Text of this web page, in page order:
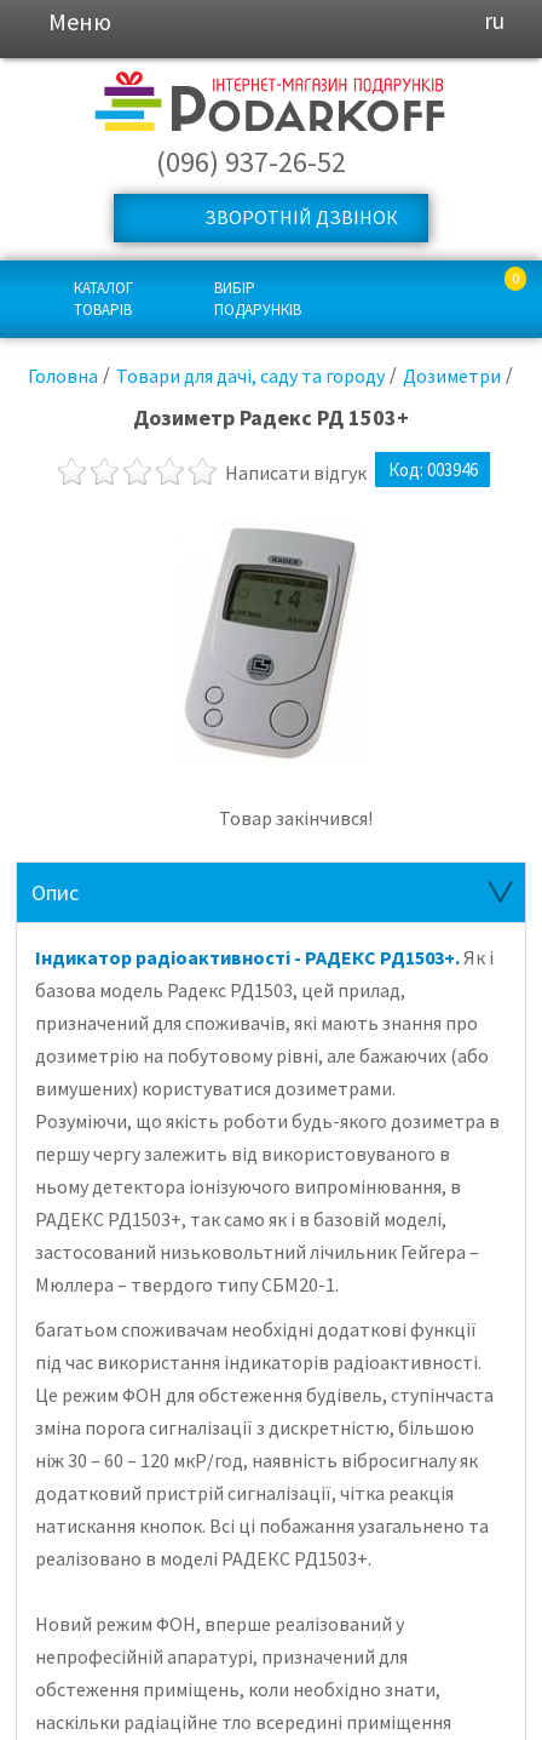
Меню ru
(096) 937-26-52
ЗВОРОТНІЙ ДЗВІНОК
КАТАЛОГ
ТОВАРІВ
ВИБІР
ПОДАРУНКІВ
0
Головна Товари для дачі, саду та городу Дозиметри
Дозиметр Радекс РД 1503+
Написати відгук Код: 003946
Товар закінчився!
Опис
Індикатор радіоактивності - РАДЕКС РД1503+.Як і
базова модель Радекс РД1503, цей прилад,
призначений для споживачів, які мають знання про
дозиметрію на побутовому рівні, але бажаючих (або
вимушених) користуватися дозиметрами.
Розуміючи, що якість роботи будь-якого дозиметра в
першу чергу залежить від використовуваного в
ньому детектора іонізуючого випромінювання, в
РАДЕКС РД1503+, так само як і в базовій моделі,
застосований низьковольтний лічильник Гейгера –
Мюллера – твердого типу СБМ20-1.
багатьом споживачам необхідні додаткові функції
під час використання індикаторів радіоактивності.
Це режим ФОН для обстеження будівель, ступінчаста
зміна порога сигналізації з дискретністю, більшою
ніж 30 – 60 – 120 мкР/год, наявність вібросигналу як
додатковий пристрій сигналізації, чітка реакція
натискання кнопок. Всі ці побажання узагальнено та
реалізовано в моделі РАДЕКС РД1503+.
Новий режим ФОН, вперше реалізований у
непрофесійній апаратурі, призначений для
обстеження приміщень, коли необхідно знати,
наскільки радіаційне тло всередині приміщення